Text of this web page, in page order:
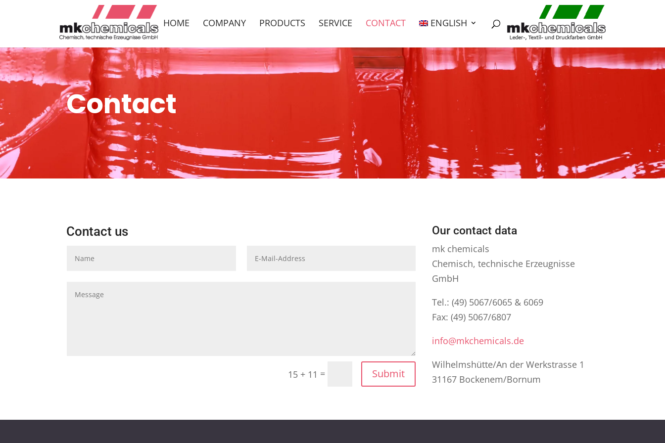
HOME COMPANY PRODUCTS SERVICE CONTACT ENGLISH
Contact
Contact us
15 + 11 = Submit
Our contact data
mk chemicals
Chemisch, technische Erzeugnisse
GmbH
Tel.: (49) 5067/6065 & 6069
Fax: (49) 5067/6807
info@mkchemicals.de
Wilhelmshütte/An der Werkstrasse 1
31167 Bockenem/Bornum